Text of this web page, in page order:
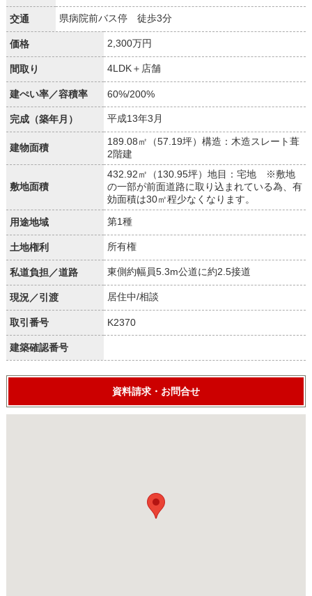
交通 県病院前バス停 徒歩3分
価格 2,300万円
間取り 4LDK＋店舗
建ぺい率／容積率 60%/200%
完成（築年月） 平成13年3月
建物面積
189.08㎡（57.19坪）構造：木造スレート葺
2階建
敷地面積
432.92㎡（130.95坪）地目：宅地 ※敷地
の一部が前面道路に取り込まれている為、有
効面積は30㎡程少なくなります。
用途地域 第1種
土地権利 所有権
私道負担／道路 東側約幅員5.3m公道に約2.5接道
現況／引渡 居住中/相談
取引番号 K2370
建築確認番号
資料請求・お問合せ